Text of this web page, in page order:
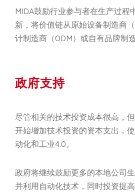
MIDA鼓励行业参与者在生产过程
新，将价值链从原始设备制造商
计制造商（ODM）或自有品牌制
政府支持
尽管相关的技术投资成本很高，
开始增加技术投资的资本支出，
动化和工业4.0。
政府将继续鼓励更多的本地公司
并利用自动化技术，同时投资提